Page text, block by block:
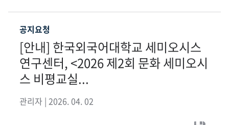
공지요청
[안내] 한국외국어대학교 세미오시스
연구센터, <2026 제2회 문화 세미오시
스 비평교실...
관리자 | 2026. 04. 02